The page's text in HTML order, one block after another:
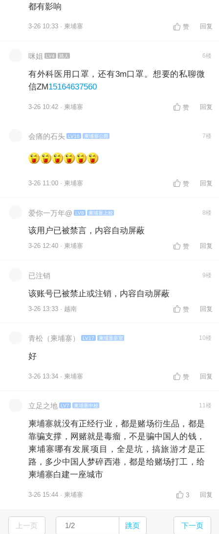
都有影响
3-26 10:33 · 柬埔寨 赞 回复
咪姐 LV4 路人 6楼
有外科医用口罩，还有3m口罩。想要的私聊微
信ZM15164637560
3-26 10:42 · 柬埔寨 赞 回复
会痛的石头 LV16 柬埔寨公爵 7楼
3-26 11:00 · 柬埔寨 赞 回复
爱你一万年@ LV8 柬埔寨上校 8楼
该用户已被禁言，内容自动屏蔽
3-26 12:40 · 柬埔寨 赞 回复
已注销 9楼
该账号已被禁止或注销，内容自动屏蔽
3-26 13:33 · 越南 赞 回复
青松（柬埔寨） LV17 柬埔寨皇室 10楼
好
3-26 13:34 · 柬埔寨 赞 回复
立足之地 LV7 柬埔寨中校 11楼
柬埔寨就没有正经行业，都是赌场衍生品，都是
靠骗支撑，网赌就是毒瘤，不是骗中国人的钱，
柬埔寨哪有发展项目，全是坑，搞旅游才是正
路，多少中国人梦碎西港，都是给赌场打工，给
柬埔寨白建一座城市
3-26 15:44 · 柬埔寨 3 回复
上一页 跳页 下一页